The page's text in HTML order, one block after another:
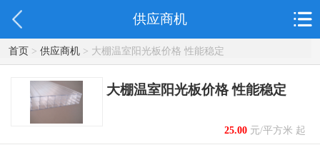
供应商机
首页> 供应商机> 大棚温室阳光板价格 性能稳定
大棚温室阳光板价格 性能稳定
25.00元/平方米 起